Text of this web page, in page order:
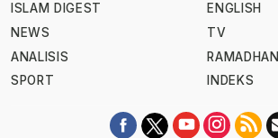
ISLAM DIGEST
NEWS
ANALISIS
SPORT
ENGLISH
TV
RAMADHAN
INDEKS